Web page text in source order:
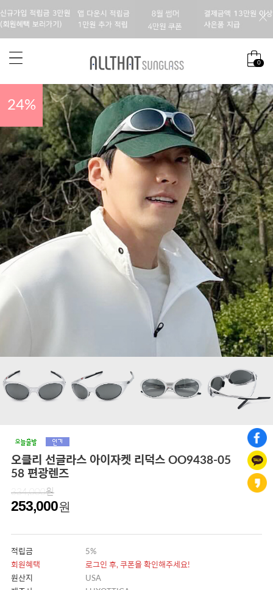
0
24%
오클리 선글라스 아이자켓 리덕스 OO9438-05
58 편광렌즈
334,000원
253,000원
적립금
5%
회원혜택
로그인 후, 쿠폰을 확인해주세요!
원산지
USA